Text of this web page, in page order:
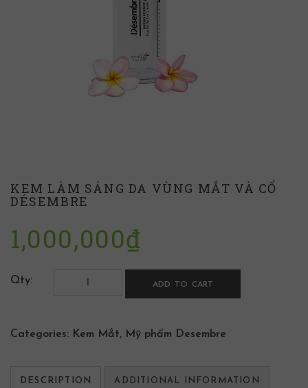
KEM LÀM SÁNG DA VÙNG MẮT VÀ CỔ
DÉSEMBRE
1,000,000₫
Qty: ADD TO CART
Categories: Kem Mắt, Mỹ phẩm Desembre
DESCRIPTION ADDITIONAL INFORMATION